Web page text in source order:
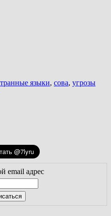
языки, сова, угрозы
email адрес